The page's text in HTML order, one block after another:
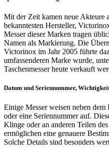
Mit der Zeit kamen neue Akteure
bekanntesten Hersteller,
Messer dieser Marken tragen
Namen als Markierung. Die
Victorinox im Jahr 2005 führte
umfassenderen Marke wurde,
Taschenmesser heute verkauft
Datum und Seriennummer,
Einige Messer weisen neben
oder eine Seriennummer auf.
Klinge oder an anderen Teilen
ermöglichen eine genauere
Solche Details sind besonders